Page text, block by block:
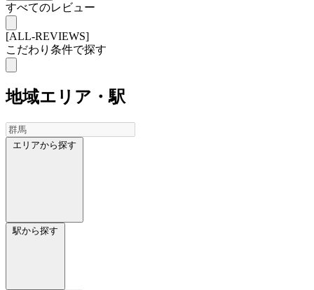
すべてのレビュー
[ALL-REVIEWS]
こだわり条件で探す
地域エリア・駅
エリアから探す
駅から探す